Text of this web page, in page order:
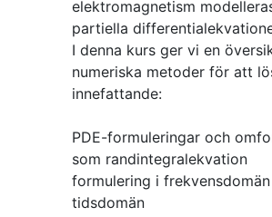
elektromagnetism
partiella
I denna kurs ger vi en
numeriska metoder för att
innefattande:
PDE-formuleringar och
som randintegralekvation
formulering i
tidsdomän